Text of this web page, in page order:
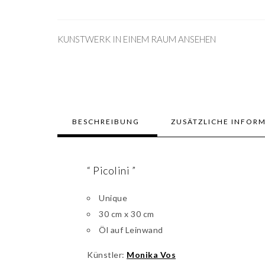
KUNSTWERK IN EINEM RAUM ANSEHEN
BESCHREIBUNG ZUSÄTZLICHE
“ Picolini ”
Unique
30 cm x 30 cm
Öl auf Leinwand
Künstler: Monika Vos